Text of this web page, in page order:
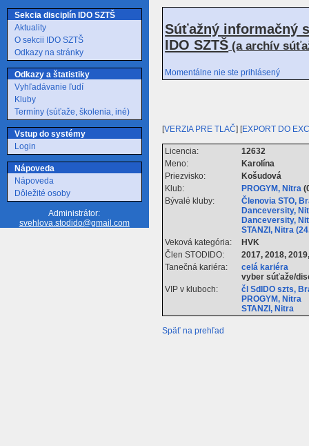
Sekcia disciplín IDO SZTŠ
Aktuality
O sekcii IDO SZTŠ
Odkazy na stránky
Odkazy a štatistiky
Vyhľadávanie ľudí
Kluby
Termíny (súťaže, školenia, iné)
Vstup do systémy
Login
Nápoveda
Nápoveda
Dôležité osoby
Administrátor:
svehlova.stodido@gmail.com
Súťažný informačný
IDO SZTŠ (a archív
Momentálne nie ste prihlásený
[VERZIA PRE TLAČ] [EXPORT DO
Licencia:
12632
Meno:
Karolína
Priezvisko:
Košudová
Klub:
PROGYM, Nitra
Bývalé kluby:
Členovia STO,
Danceversity,
Danceversity,
STANZI, Nitra
Veková kategória:
HVK
Člen STODIDO:
2017, 2018,
Tanečná kariéra:
celá kariéra
vyber súťaže/
VIP v kluboch:
čl SdIDO szts,
PROGYM, Nitra
STANZI, Nitra
Späť na prehľad